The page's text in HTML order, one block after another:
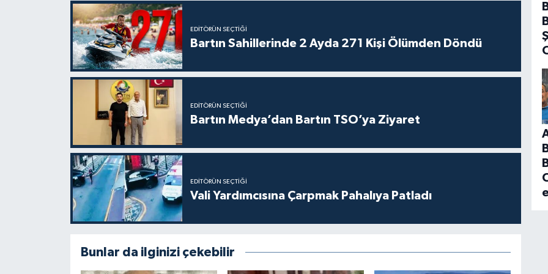
EDITÖRÜN SEÇTIĞI
Bartın Sahillerinde 2 Ayda 271 Kişi Ölümden Döndü
EDITÖRÜN SEÇTIĞI
Bartın Medya’dan Bartın TSO’ya Ziyaret
EDITÖRÜN SEÇTIĞI
Vali Yardımcısına Çarpmak Pahalıya Patladı
Bunlar da ilginizi çekebilir